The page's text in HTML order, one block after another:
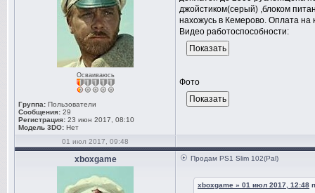
Осваиваюсь
Группа: Пользователи
Сообщения: 29
Регистрация: 23 июн 2017, 08:10
Модель 3DO: Нет
джойстиком(серый) ,блоком
нахожусь в Кемерово. Оплата на
Видео работоспособности:
Фото
01 июл 2017, 09:48
xboxgame Продам PS1 Slim 102(Pal)
xboxgame » 01 июл 2017, 12:48